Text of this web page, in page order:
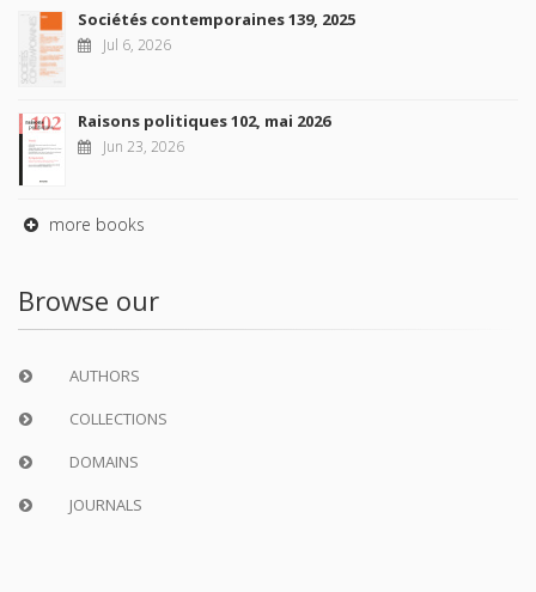
Sociétés contemporaines 139, 2025
Jul 6, 2026
Raisons politiques 102, mai 2026
Jun 23, 2026
more books
Browse our
AUTHORS
COLLECTIONS
DOMAINS
JOURNALS